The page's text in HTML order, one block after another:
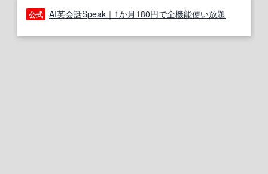
公式 AI英会話Speak｜1か月180円で全機能使い放題